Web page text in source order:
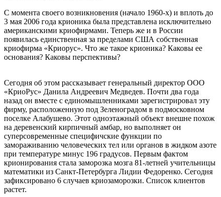
С момента своего возникновения (начало 1960-х) и вплоть до
3 мая 2006 года крионика была представлена исключительно
американскими криофирмами. Теперь же и в России
появилась единственная за пределами США собственная
криофирма «Криорус». Что же такое крионика? Каковы ее
основания? Каковы перспективы?
Сегодня об этом рассказывает генеральный директор ООО
«КриоРус» Данила Андреевич Медведев. Почти два года
назад он вместе с единомышленниками зарегистрировал эту
фирму, расположенную под Зеленоградом в подмосковном
поселке Алабушево. Этот одноэтажный объект внешне похож
на деревенский кирпичный амбар, но выполняет он
суперсовременные специфичские функции по
замораживанию человеческих тел или органов в жидком азоте
при температуре минус 196 градусов. Первым фактом
крионирования стала заморозка мозга 81-летней учительницы
математики из Санкт-Петербурга Лидии Федоренко. Сегодня
зафиксировано 6 случаев криозаморозки. Список клиентов
растет.